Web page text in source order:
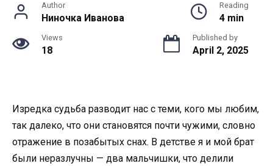
Author
Ниночка Иванова
Reading
4 min
Views
18
Published by
April 2, 2025
Изредка судьба разводит нас с теми, кого мы любим,
так далеко, что они становятся почти чужими, словно
отражение в позабытых снах. В детстве я и мой брат
были неразлучны — два мальчишки, что делили